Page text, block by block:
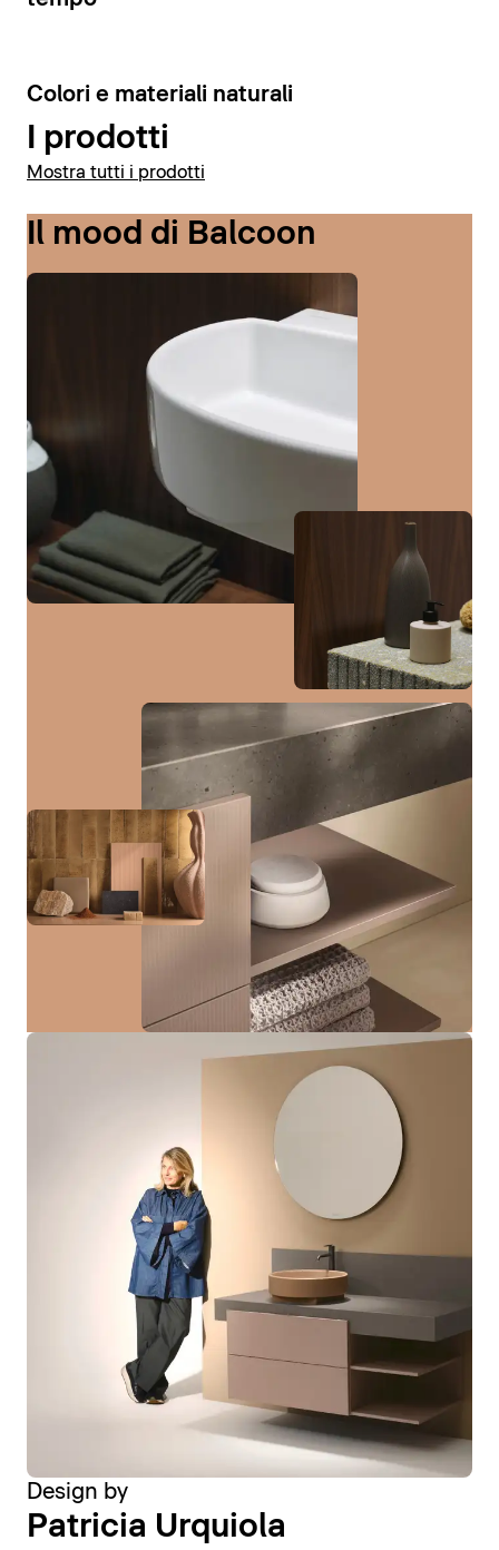
6
Colori e materiali naturali
I prodotti
Mostra tutti i prodotti
Il mood di Balcoon
Design by
Patricia Urquiola